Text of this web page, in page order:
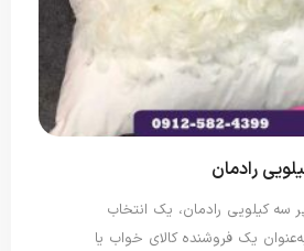
رادمان
سه کیلویی رادمان، یک انتخاب
یک فروشنده کالای خواب یا